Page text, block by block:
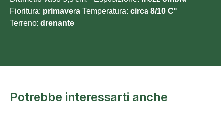
Fioritura: primavera Temperatura: circa 8/10 C°
Terreno: drenante
Potrebbe interessarti anche